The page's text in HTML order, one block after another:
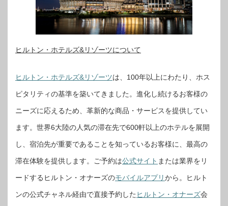
ヒルトン・ホテルズ&リゾーツについて
ヒルトン・ホテルズ&リゾーツは、100年以上にわたり、ホス
ピタリティの基準を築いてきました。進化し続けるお客様の
ニーズに応えるため、革新的な商品・サービスを提供してい
ます。世界6大陸の人気の滞在先で600軒以上のホテルを展開
し、宿泊先が重要であることを知っているお客様に、最高の
滞在体験を提供します。ご予約は公式サイト または業界をリ
ードするヒルトン・オナーズのモバイルアプリから。ヒルト
ンの公式チャネル経由で直接予約した ヒルトン・オナーズ会